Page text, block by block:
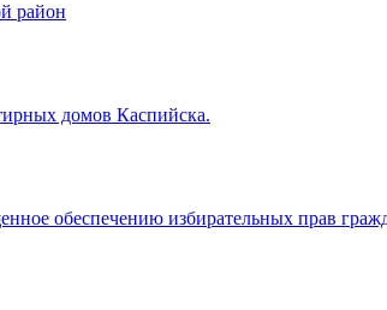
район
домов Каспийска.
обеспечению избирательных прав